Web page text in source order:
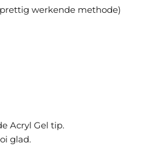
werkende methode)
Acryl Gel tip.
glad.